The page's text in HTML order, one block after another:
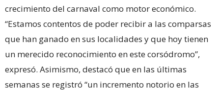
crecimiento del carnaval como motor económico.
“Estamos contentos de poder recibir a las comparsas
que han ganado en sus localidades y que hoy tienen
un merecido reconocimiento en este corsódromo”,
expresó. Asimismo, destacó que en las últimas
semanas se registró “un incremento notorio en las